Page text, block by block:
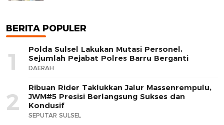
BERITA POPULER
1
Polda Sulsel Lakukan Mutasi Personel,
Sejumlah Pejabat Polres Barru Berganti
DAERAH
2
Ribuan Rider Taklukkan Jalur Massenrempulu,
JWM#5 Presisi Berlangsung Sukses dan
Kondusif
SEPUTAR SULSEL